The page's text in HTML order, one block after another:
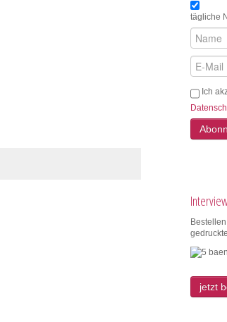
tägliche
Ich
jetzt